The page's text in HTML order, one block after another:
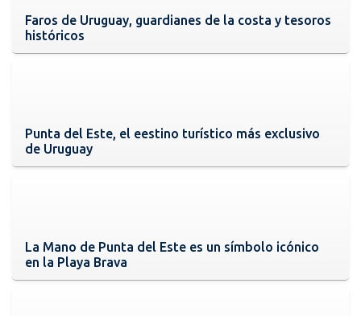
Faros de Uruguay, guardianes de la costa y tesoros
históricos
Punta del Este, el eestino turístico más exclusivo
de Uruguay
La Mano de Punta del Este es un símbolo icónico
en la Playa Brava